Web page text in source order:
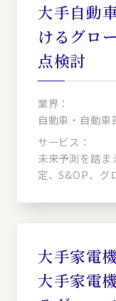
大手自動
けるグロ
点検討
業界：
自動車・自動車
サービス：
未来予測を踏
定、S&OP、グ
大手家電
大手家電